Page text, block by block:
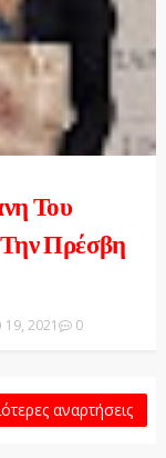
Του
Πρέσβη
19, 2021 0
αναρτήσεις